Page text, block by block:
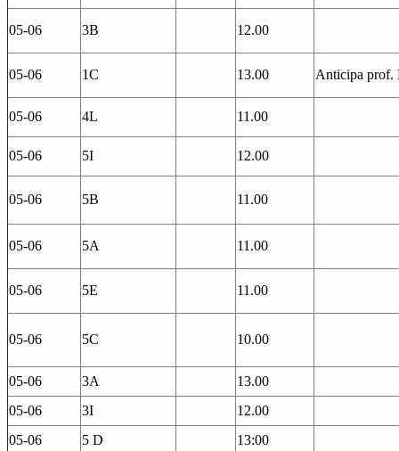
05-06 3B 12.00
05-06 1C 13.00 Anticipa prof.
05-06 4L 11.00
05-06 5I 12.00
05-06 5B 11.00
05-06 5A 11.00
05-06 5E 11.00
05-06 5C 10.00
05-06 3A
13.00
05-06
3I
12.00
05-06
5 D 13:00